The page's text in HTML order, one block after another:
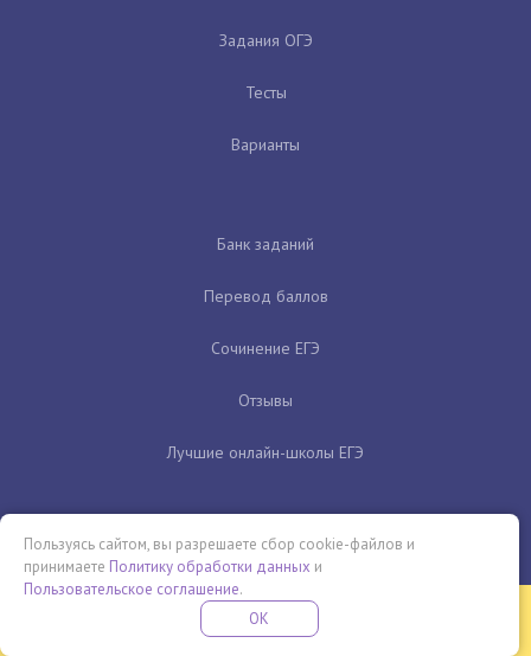
Задания ОГЭ
Тесты
Варианты
Банк заданий
Перевод баллов
Сочинение ЕГЭ
Отзывы
Лучшие онлайн-школы ЕГЭ
Бесплатная летняя школа
ПРОВЕДИ ЭТО ЛЕТО С ПОЛЬЗОЙ
Пользуясь сайтом, вы разрешаете сбор cookie-файлов и
принимаете Политику обработки данных и
Пользовательское соглашение.
OK